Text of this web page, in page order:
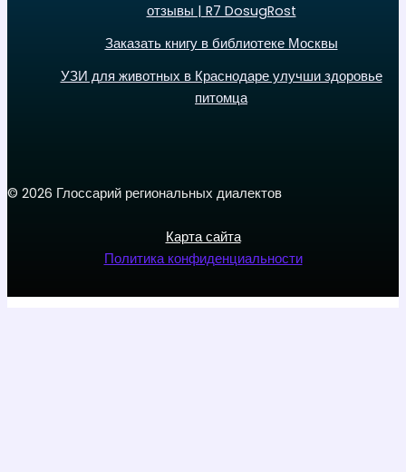
отзывы | R7 DosugRost
Заказать книгу в библиотеке Москвы
УЗИ для животных в Краснодаре улучши здоровье
питомца
© 2026 Глоссарий региональных диалектов
Карта сайта
Политика конфиденциальности